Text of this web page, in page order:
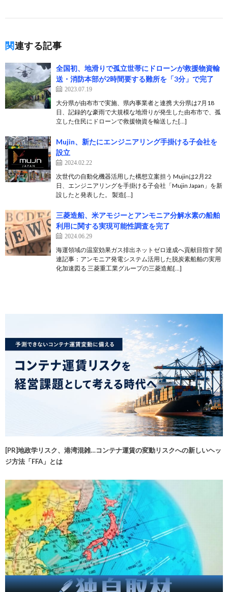
関連する記事
全国初、地滑りで孤立世帯にドローンが救援物資輸
送・消防本部が2時間要する難所を「3分」で完了
2023.07.19
大分県が由布市で実施、県内事業者と連携 大分県は7月18
日、記録的な豪雨で大規模な地滑りが発生した由布市で、孤
立した住民にドローンで救援物資を輸送した[…]
Mujin、新たにエンジニアリング手掛ける子会社を
設立
2024.02.22
次世代の自動化機器活用した構想立案担う Mujinは2月22
日、エンジニアリングを手掛ける子会社「Mujin Japan」を新
設したと発表した。 製造[…]
三菱造船、米アモジーとアンモニア分解水素の船舶
利用に関する実現可能性調査を完了
2024.06.29
海運領域の温室効果ガス排出ネットゼロ達成へ貢献目指す 関
連記事：アンモニア発電システム活用した脱炭素船舶の実用
化加速図る 三菱重工業グループの三菱造船[…]
[PR]地政学リスク、港湾混雑…コンテナ運賃の変動リスクへの新しいヘッ
ジ方法「FFA」とは